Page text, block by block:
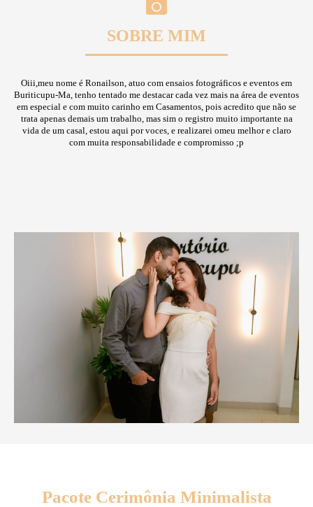
SOBRE MIM
Oiii,meu nome é Ronailson, atuo com ensaios fotográficos e eventos em
Buriticupu-Ma, tenho tentado me destacar cada vez mais na área de eventos
em especial e com muito carinho em Casamentos, pois acredito que não se
trata apenas demais um trabalho, mas sim o registro muito importante na
vida de um casal, estou aqui por voces, e realizarei omeu melhor e claro
com muita responsabilidade e compromisso ;p
Pacote Cerimônia Minimalista